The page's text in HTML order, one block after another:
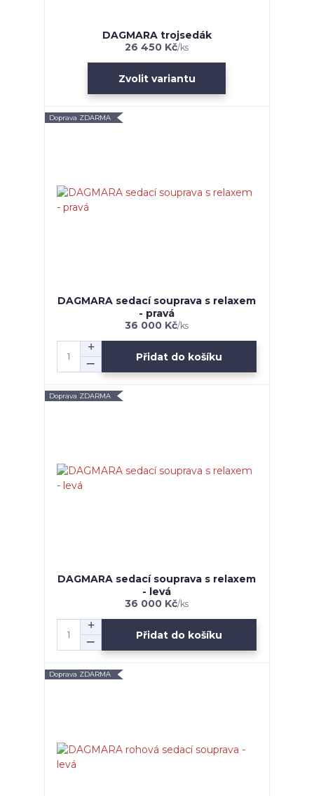
DAGMARA trojsedák
26 450 Kč/ks
Zvolit variantu
Doprava ZDARMA
DAGMARA sedací souprava s relaxem
- pravá
36 000 Kč/ks
Přidat do košíku
Doprava ZDARMA
DAGMARA sedací souprava s relaxem
- levá
36 000 Kč/ks
Přidat do košíku
Doprava ZDARMA